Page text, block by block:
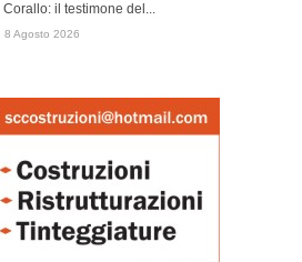
Corallo: il testimone del...
8 Agosto 2026